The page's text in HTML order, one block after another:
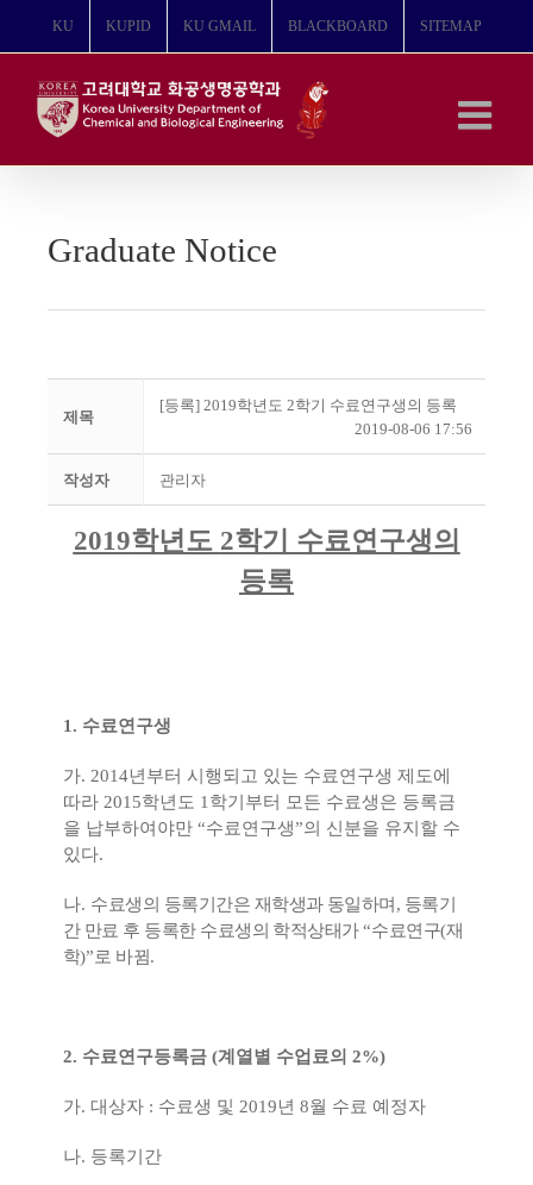
뛰
KU KUPID KU GMAIL BLACKBOARD SITEMAP
Graduate Notice
제목
[등록] 2019학년도 2학기 수료연구생의 등록
2019-08-06 17:56
작성자 관리자
2019학년도 2학기 수료연구생의
등록
1. 수료연구생
가. 2014년부터 시행되고 있는 수료연구생 제도에
따라 2015학년도 1학기부터 모든 수료생은 등록금
을 납부하여야만 “수료연구생”의 신분을 유지할 수
있다.
나. 수료생의 등록기간은 재학생과 동일하며 , 등록기
간 만료 후 등록한 수료생의 학적상태가“수료연구(재
학)”로 바뀜.
2. 수료연구등록금 (계열별 수업료의 2%)
가. 대상자 : 수료생 및 2019년 8월 수료 예정자
나. 등록기간